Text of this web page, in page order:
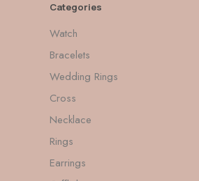
Categories
Watch
Bracelets
Wedding Rings
Cross
Necklace
Rings
Earrings